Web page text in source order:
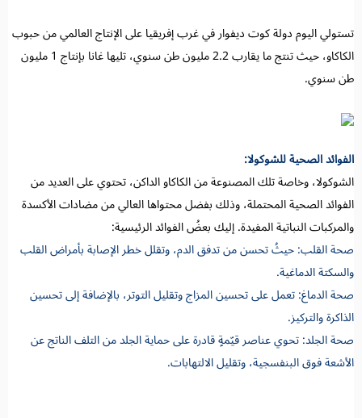
تستولي اليوم دولة كوت ديفوار في غرب إفريقيا على الإنتاج العالمي من حبوب
الكاكاو، حيث تنتج ما يقارب 2.2 مليون طن سنوي، تليها غانا بإنتاج 1 مليون
طن سنوي.
الفوائد الصحية للشوكولا:
الشوكولا، وخاصة تلك المصنوعة من الكاكاو الداكن، تحتوي على العديد من
الفوائد الصحية المحتملة، وذلك بفضل محتواها العالي من مضادات الأكسدة
والمركبات النباتية المفيدة. إليك بعضُ الفوائد الرئيسية:
صحة القلب: حيثُ تحسن من تدفق الدم، وتقلل خطر الإصابة بأمراض القلب
والسكتة الدماغية.
صحة الدماغ: تعمل على تحسين المزاج وتقليل التوتر، بالإضافة إلى تحسين
الذاكرة والتركيز.
صحة الجلد: تحوي عناصر قيّمةٍ قادرة على حماية الجلد من التلف الناتج عن
الأشعة فوق البنفسجية، وتقليل الالتهابات.